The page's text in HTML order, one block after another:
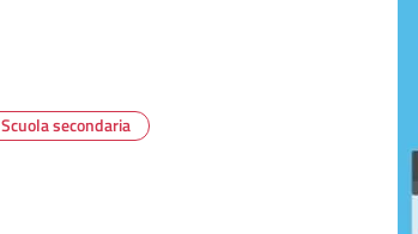
Scuola secondaria